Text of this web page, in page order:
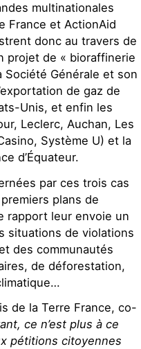
multinationales
France et ActionAid
donc au travers de
projet de « bioraffinerie
Société Générale et son
de gaz de
Unis, et enfin les
Leclerc, Auchan, Les
Système U) et la
d’Équateur.
par ces trois cas
plans de
rapport leur envoie un
situations de violations
des communautés
de déforestation,
de la Terre France, co-
ce n’est plus à ce
pétitions citoyennes